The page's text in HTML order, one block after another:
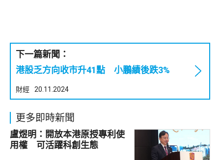
下一篇新聞：
港股乏方向收市升41點 小鵬績後跌3%
財經 20.11.2024
更多即時新聞
盧煜明：開放本港原授專利使
用權 可活躍科創生態